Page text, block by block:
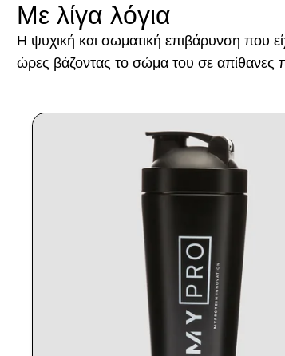
Με λίγα λόγια
Η ψυχική και σωματική επιβάρυνση που
ώρες βάζοντας το σώμα του σε απίθανες